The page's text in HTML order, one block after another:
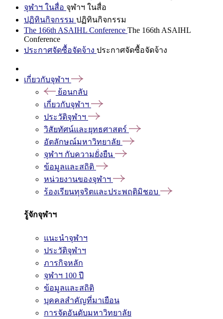
จุฬาฯ ในสื่อ จุฬาฯ ในสื่อ
ปฏิทินกิจกรรม ปฏิทินกิจกรรม
The 166th ASAIHL Conference The 166th ASAIHL
Conference
ประกาศจัดซื้อจัดจ้าง ประกาศจัดซื้อจัดจ้าง
เกี่ยวกับจุฬาฯ
ย้อนกลับ
เกี่ยวกับจุฬาฯ
ประวัติจุฬาฯ
วิสัยทัศน์และยุทธศาสตร์
อัตลักษณ์มหาวิทยาลัย
จุฬาฯ กับความยั่งยืน
ข้อมูลและสถิติ
หน่วยงานของจุฬาฯ
ร้องเรียนทุจริตและประพฤติมิชอบ
รู้จักจุฬาฯ
แนะนำจุฬาฯ
ประวัติจุฬาฯ
ภารกิจหลัก
จุฬาฯ 100 ปี
ข้อมูลและสถิติ
บุคคลสำคัญที่มาเยือน
การจัดอันดับมหาวิทยาลัย